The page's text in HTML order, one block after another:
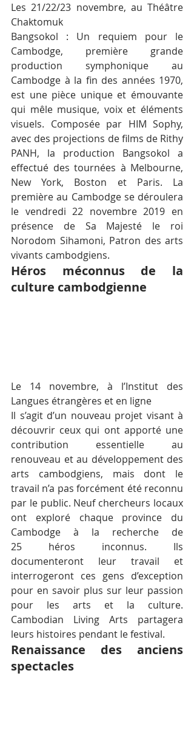
Les 21/22/23 novembre, au Théâtre
Chaktomuk
Bangsokol : Un requiem pour le
Cambodge, première grande
production symphonique au
Cambodge à la fin des années 1970,
est une pièce unique et émouvante
qui mêle musique, voix et éléments
visuels. Composée par HIM Sophy,
avec des projections de films de Rithy
PANH, la production Bangsokol a
effectué des tournées à Melbourne,
New York, Boston et Paris. La
première au Cambodge se déroulera
le vendredi 22 novembre 2019 en
présence de Sa Majesté le roi
Norodom Sihamoni, Patron des arts
vivants cambodgiens.
Héros méconnus de la
culture cambodgienne
Le 14 novembre, à l’Institut des
Langues étrangères et en ligne
Il s’agit d’un nouveau projet visant à
découvrir ceux qui ont apporté une
contribution essentielle au
renouveau et au développement des
arts cambodgiens, mais dont le
travail n’a pas forcément été reconnu
par le public. Neuf chercheurs locaux
ont exploré chaque province du
Cambodge à la recherche de
25 héros inconnus. Ils
documenteront leur travail et
interrogeront ces gens d’exception
pour en savoir plus sur leur passion
pour les arts et la culture.
Cambodian Living Arts partagera
leurs histoires pendant le festival.
Renaissance des anciens
spectacles